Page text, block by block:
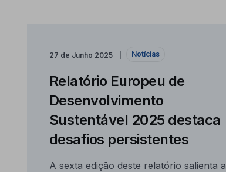
27 de Junho 2025 Notícias
Relatório Europeu de
Desenvolvimento
Sustentável 2025 destaca
desafios persistentes
A sexta edição deste relatório salienta a